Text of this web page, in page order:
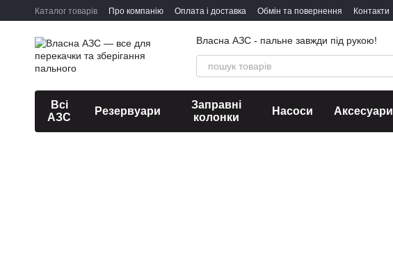
Перейти до основного контенту
Каталог товарів Про компанію Оплата і доставка Обмін та повернення Контакти
Власна АЗС - пальне завжди під рукою!
Всі
АЗС
Резервуари
Заправні
колонки
Насоси Аксесуари